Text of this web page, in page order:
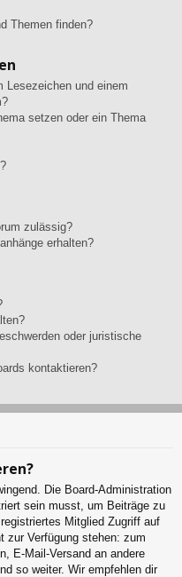
Themen finden?
Lesezeichen und einem
setzen oder ein Thema
zulässig?
erhalten?
oder juristische
kontaktieren?
Die Board-Administration
sein musst, um Beiträge zu
Mitglied Zugriff auf
zur Verfügung stehen: zum
E-Mail-Versand an andere
so weiter. Wir empfehlen dir